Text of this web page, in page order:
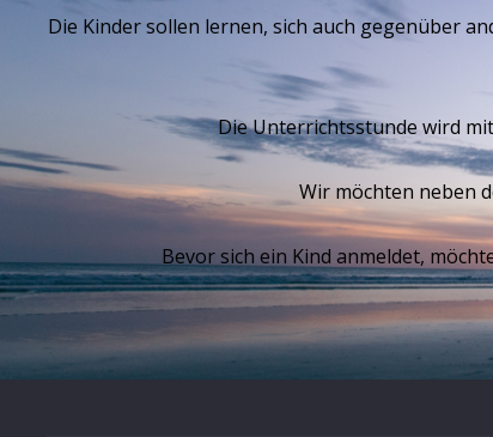
Die Kinder sollen lernen, sich auch gegenüber
Die Unterrichtsstunde wird
Wir möchten neben
Bevor sich ein Kind anmeldet,